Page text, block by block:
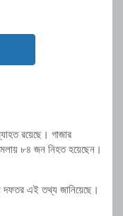
রয়েছে। গাজার
৮৪ জন নিহত হয়েছেন।
দফতর এই তথ্য জানিয়েছে।